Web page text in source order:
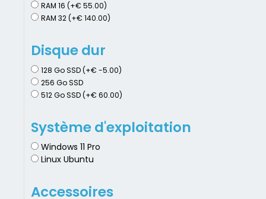
RAM 16 (+€ 55.00)
RAM 32 (+€ 140.00)
Disque dur
128 Go SSD (+€ -5.00)
256 Go SSD
512 Go SSD (+€ 60.00)
Système d'exploitation
Windows 11 Pro
Linux Ubuntu
Accessoires